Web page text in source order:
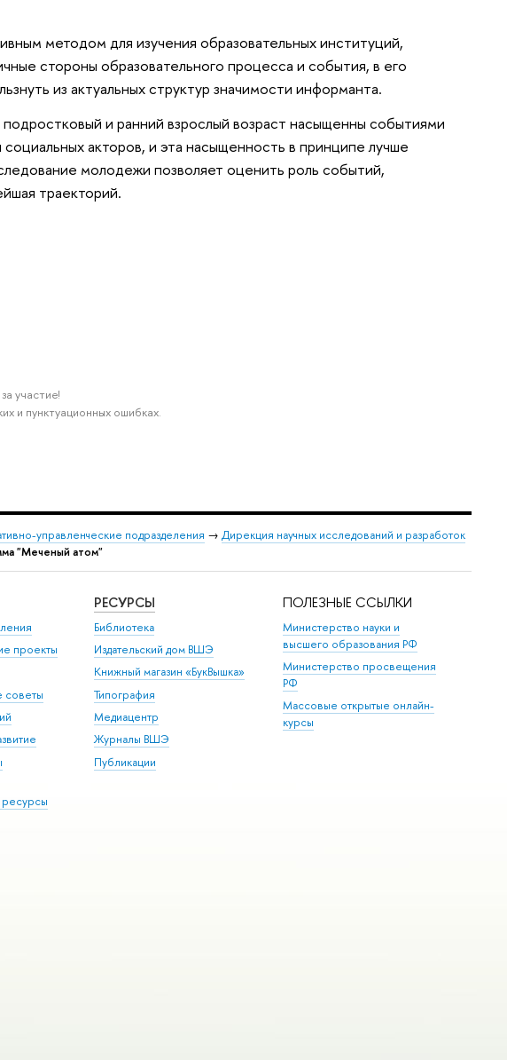
методом для изучения образовательных институций,
стороны образовательного процесса и события, в его
из актуальных структур значимости информанта.
и ранний взрослый возраст насыщенны событиями
акторов, и эта насыщенность в принципе лучше
молодежи позволяет оценить роль событий,
траекторий.
участие!
и пунктуационных ошибках.
управленческие подразделения → Дирекция научных исследований и разработок
"Меченый атом"
проекты
советы
РЕСУРСЫ
Библиотека
Издательский дом ВШЭ
Книжный магазин «БукВышка»
Типография
Медиацентр
Журналы ВШЭ
Публикации
ПОЛЕЗНЫЕ ССЫЛКИ
Министерство науки и
высшего образования РФ
Министерство просвещения
РФ
Массовые открытые онлайн-
курсы